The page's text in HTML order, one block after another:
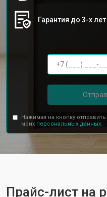
Гарантия до 3-х лет
Нажимая на кнопку
моих персональных данных.
Прайс-лист на